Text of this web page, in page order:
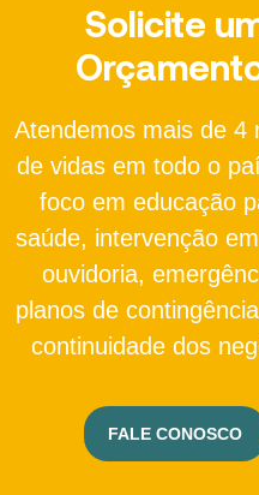
Solicite
Atendemos mais de 4
de vidas em todo o
foco em educação
saúde, intervenção
ouvidoria,
planos de
continuidade dos
FALE CONOSCO